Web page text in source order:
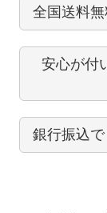
全国送料
安心が付
銀行振込